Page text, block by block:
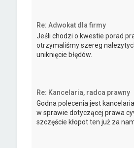
Re: Adwokat dla firmy
Jeśli chodzi o kwestie porad
otrzymaliśmy szereg
uniknięcie błędów.
Re: Kancelaria, radca prawny
Godna polecenia jest
w sprawie dotyczącej prawa
szczęście kłopot ten już za